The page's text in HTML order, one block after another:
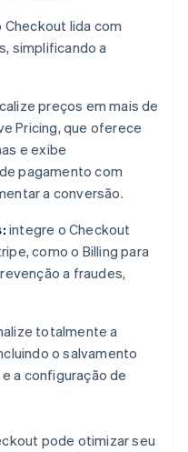
Checkout lida com
simplificando a
preços em mais de
Pricing, que oferece
e exibe
pagamento com
a conversão.
integre o Checkout
como o Billing para
a fraudes,
totalmente a
o salvamento
a configuração de
pode otimizar seu